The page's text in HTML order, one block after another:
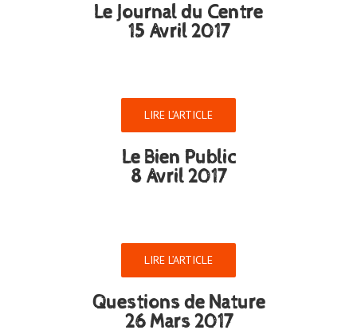
Le Journal du Centre
15 Avril 2017
LIRE L’ARTICLE
Le Bien Public
8 Avril 2017
LIRE L’ARTICLE
Questions de Nature
26 Mars 2017